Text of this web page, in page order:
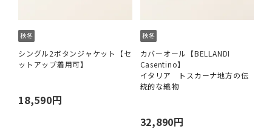
シングル2ボタンジャケット【セ
ットアップ着用可】
18,590円
カバーオール【BELLANDI
Casentino】
イタリア トスカーナ地方の伝
統的な織物
32,890円